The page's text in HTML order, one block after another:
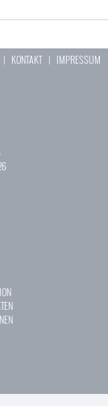
| KONTAKT| IMPRESSUM